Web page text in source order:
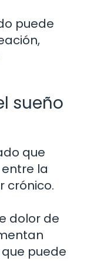
puede
sueño
que
la
crónico.
dolor de
puede